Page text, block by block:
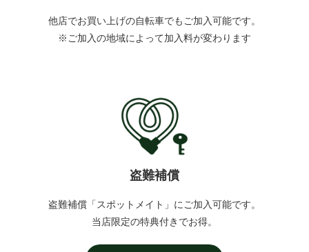
他店でお買い上げの自転車でもご加入可能です。
※ご加入の地域によって加入料が変わります
盗難補償
盗難補償「スポットメイト」にご加入可能です。
当店限定の特典付きでお得。